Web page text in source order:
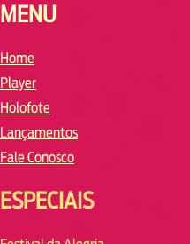
MENU
Home
Player
Holofote
Lançamentos
Fale Conosco
ESPECIAIS